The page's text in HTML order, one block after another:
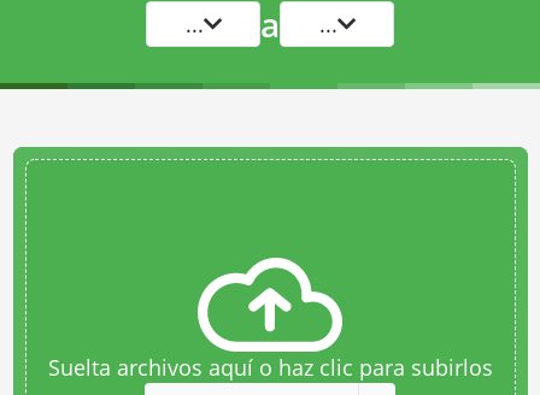
... a ...
Suelta archivos aquí o haz clic para subirlos